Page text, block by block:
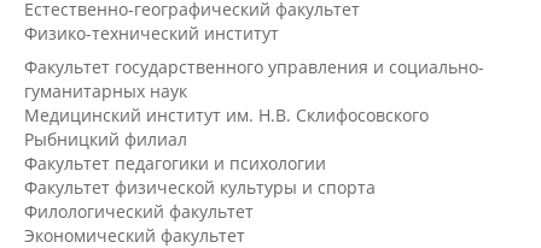
Естественно-географический факультет
Физико-технический институт
Факультет государственного управления и социально-
гуманитарных наук
Медицинский институт им. Н.В. Склифосовского
Рыбницкий филиал
Факультет педагогики и психологии
Факультет физической культуры и спорта
Филологический факультет
Экономический факультет